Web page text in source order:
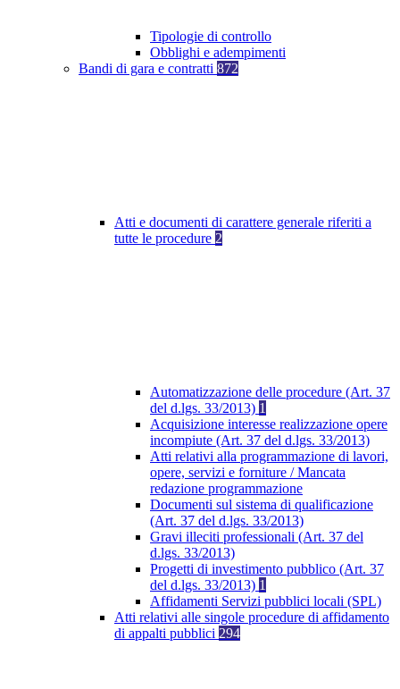
Tipologie di controllo
Obblighi e adempimenti
Bandi di gara e contratti 872
Atti e documenti di carattere generale riferiti a
tutte le procedure 2
Automatizzazione delle procedure (Art. 37
del d.lgs. 33/2013) 1
Acquisizione interesse realizzazione opere
incompiute (Art. 37 del d.lgs. 33/2013)
Atti relativi alla programmazione di lavori,
opere, servizi e forniture / Mancata
redazione programmazione
Documenti sul sistema di qualificazione
(Art. 37 del d.lgs. 33/2013)
Gravi illeciti professionali (Art. 37 del
d.lgs. 33/2013)
Progetti di investimento pubblico (Art. 37
del d.lgs. 33/2013) 1
Affidamenti Servizi pubblici locali (SPL)
Atti relativi alle singole procedure di affidamento
di appalti pubblici 294